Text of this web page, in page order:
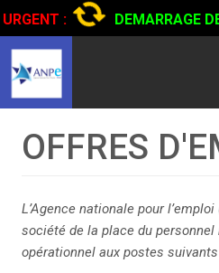
URGENT :
DEMARRAGE
CERTIFIANTE EN CONDUITE DE
LIRE
OFFRES
L’Agence nationale pour
société de la place du
opérationnel aux postes